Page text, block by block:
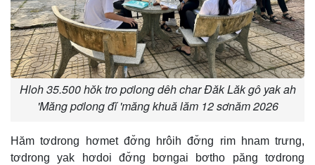
Hloh 35.500 hŏk tro pơlong dêh char Đăk Lăk gô yak ah
'Măng pơlong đĭ 'măng khuă lăm 12 sơnăm 2026
Hăm tơdrong hơmet đơ̆ng hrôih đơ̆ng rim hnam trưng,
tơdrong yak hơdoi đơ̆ng bơngai bơtho păng tơdrong